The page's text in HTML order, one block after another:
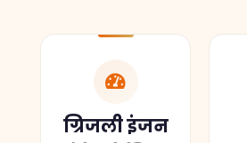
ग्रिजली इंजन